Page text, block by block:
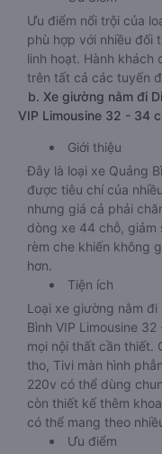
Ưu điểm nổi trội của
phù hợp với nhiều đối
linh hoạt. Hành khách
trên tất cả các tuyến
b. Xe giường nằm đi
VIP Limousine 32 - 34
Giới thiệu
Đây là loại xe Quảng
được tiêu chí của
nhưng giá cả phải
dòng xe 44 chỗ, giảm
rèm che khiến không
hơn.
Tiện ích
Loại xe giường nằm đi
Bình VIP Limousine
mọi nội thất cần thiết.
tho, Tivi màn hình
220v có thể dùng
còn thiết kế thêm
có thể mang theo
Ưu điểm